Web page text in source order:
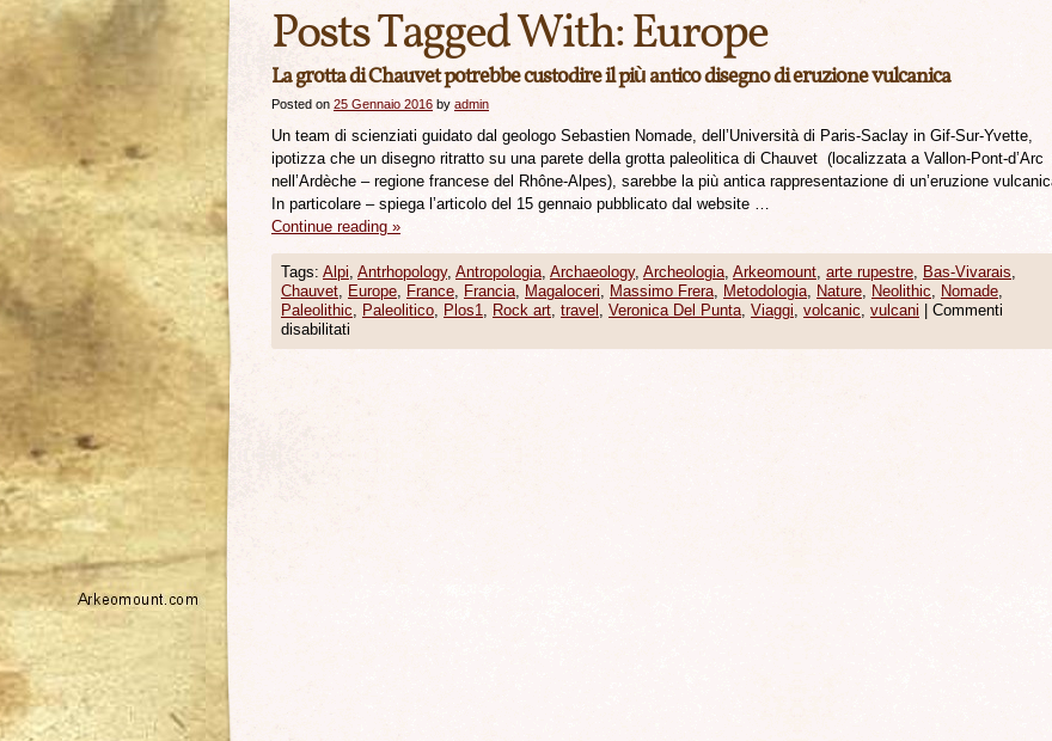
Posts Tagged With:Europe
La grotta di Chauvet potrebbe custodire il più antico disegno di eruzione vulcanica
Posted on 25 Gennaio 2016 by admin
Un team di scienziati guidato dal geologo Sebastien Nomade, dell’Università di Paris-Saclay in Gif-Sur-Yvette,
ipotizza che un disegno ritratto su una parete della grotta paleolitica di Chauvet (localizzata a Vallon-Pont-d’Arc
nell’Ardèche – regione francese del Rhône-Alpes), sarebbe la più antica rappresentazione di un’eruzione
In particolare – spiega l’articolo del 15 gennaio pubblicato dal website …
Continue reading »
Tags: Alpi, Antrhopology, Antropologia, Archaeology, Archeologia, Arkeomount, arte rupestre, Bas-Vivarais,
Chauvet, Europe, France, Francia, Magaloceri, Massimo Frera, Metodologia, Nature, Neolithic, Nomade,
Paleolithic, Paleolitico, Plos1, Rock art, travel , Veronica Del Punta, Viaggi, volcanic, vulcani
Commenti
disabilitati